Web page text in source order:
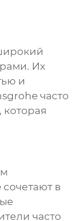
Их
и
часто
в
часто